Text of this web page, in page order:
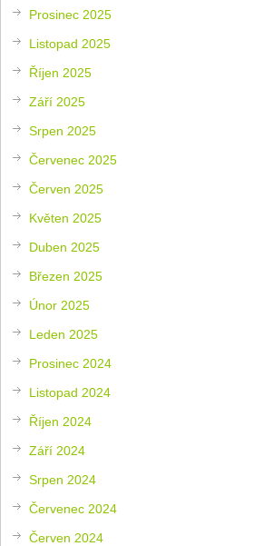
Prosinec 2025
Listopad 2025
Říjen 2025
Září 2025
Srpen 2025
Červenec 2025
Červen 2025
Květen 2025
Duben 2025
Březen 2025
Únor 2025
Leden 2025
Prosinec 2024
Listopad 2024
Říjen 2024
Září 2024
Srpen 2024
Červenec 2024
Červen 2024